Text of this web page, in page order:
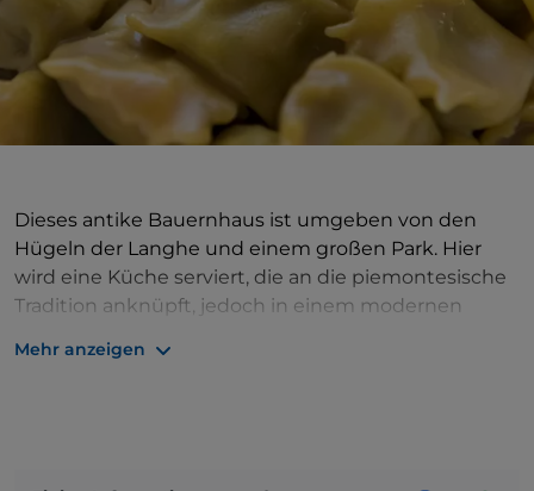
Dieses antike Bauernhaus ist umgeben von den
Hügeln der Langhe und einem großen Park. Hier
wird eine Küche serviert, die an die piemontesische
Tradition anknüpft, jedoch in einem modernen
die klassischen Ravioli del Plin, den ebenso
Mehr anzeigen